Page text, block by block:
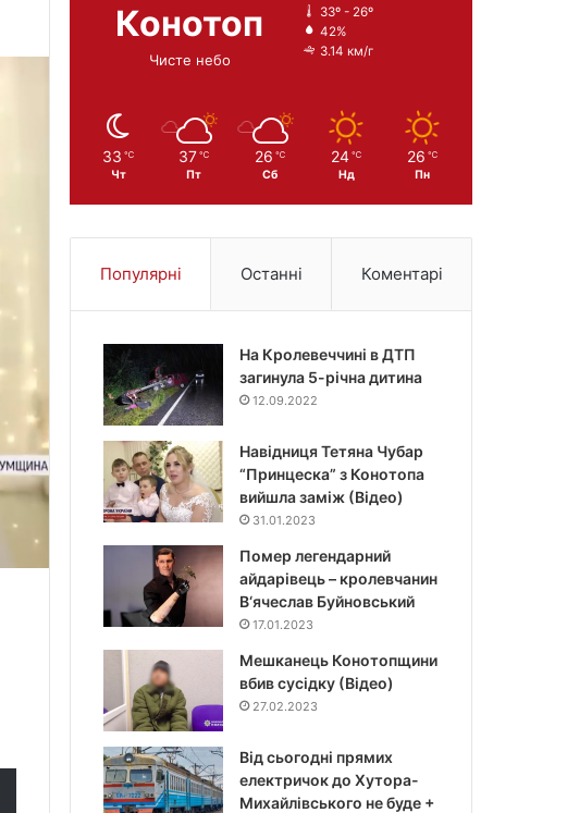
Конотоп
Чисте небо
33º - 26º
42%
3.14 км/г
33 ℃
Чт
37 ℃
Пт
26 ℃
Сб
24 ℃
Нд
26 ℃
Пн
Популярні Останні Коментарі
На Кролевеччині в ДТП
загинула 5-річна дитина
12.09.2022
Навідниця Тетяна Чубар
“Принцеска” з Конотопа
вийшла заміж (Відео)
31.01.2023
Помер легендарний
айдарівець – кролевчанин
В‘ячеслав Буйновський
17.01.2023
Мешканець Конотопщини
вбив сусідку (Відео)
27.02.2023
Від сьогодні прямих
електричок до Хутора-
Михайлівського не буде +